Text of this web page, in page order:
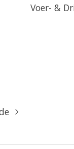
Voer- &